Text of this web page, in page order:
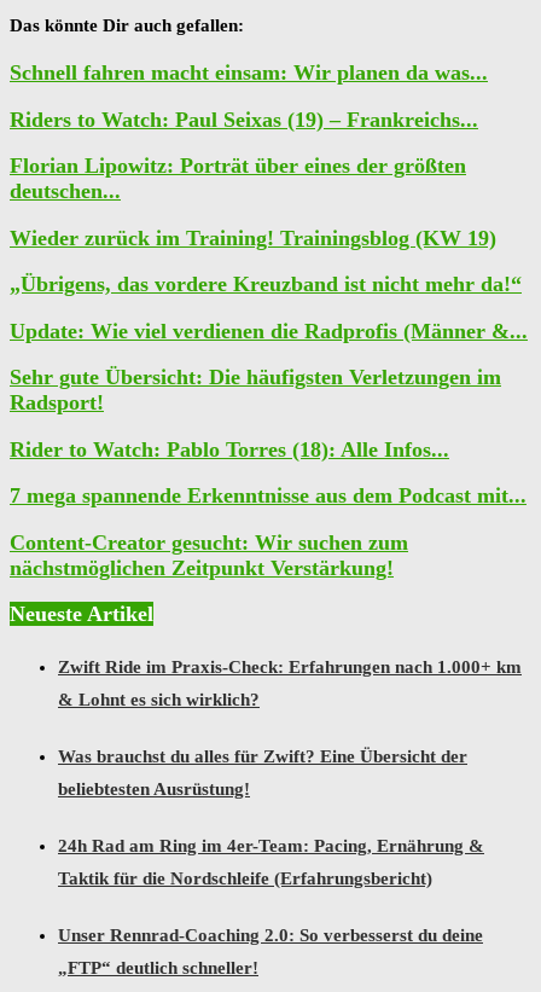
Das könnte Dir auch gefallen:
Schnell fahren macht einsam: Wir planen da was...
Riders to Watch: Paul Seixas (19) – Frankreichs...
Florian Lipowitz: Porträt über eines der größten
deutschen...
Wieder zurück im Training! Trainingsblog (KW 19)
„Übrigens, das vordere Kreuzband ist nicht mehr da!“
Update: Wie viel verdienen die Radprofis (Männer &...
Sehr gute Übersicht: Die häufigsten Verletzungen im
Radsport!
Rider to Watch: Pablo Torres (18): Alle Infos...
7 mega spannende Erkenntnisse aus dem Podcast mit...
Content-Creator gesucht: Wir suchen zum
nächstmöglichen Zeitpunkt Verstärkung!
Neueste Artikel
Zwift Ride im Praxis-Check: Erfahrungen nach 1.000+ km
& Lohnt es sich wirklich?
Was brauchst du alles für Zwift? Eine Übersicht der
beliebtesten Ausrüstung!
24h Rad am Ring im 4er-Team: Pacing, Ernährung &
Taktik für die Nordschleife (Erfahrungsbericht)
Unser Rennrad-Coaching 2.0: So verbesserst du deine
„FTP“ deutlich schneller!